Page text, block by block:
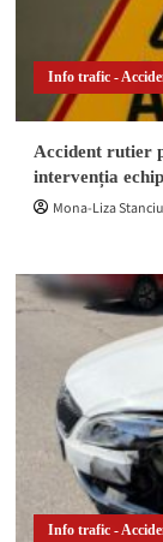
Info trafic -
Accident rutier
intervenția
Mona-Liza Stanciu
Info trafic -